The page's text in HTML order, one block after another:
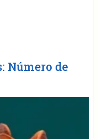
Número de